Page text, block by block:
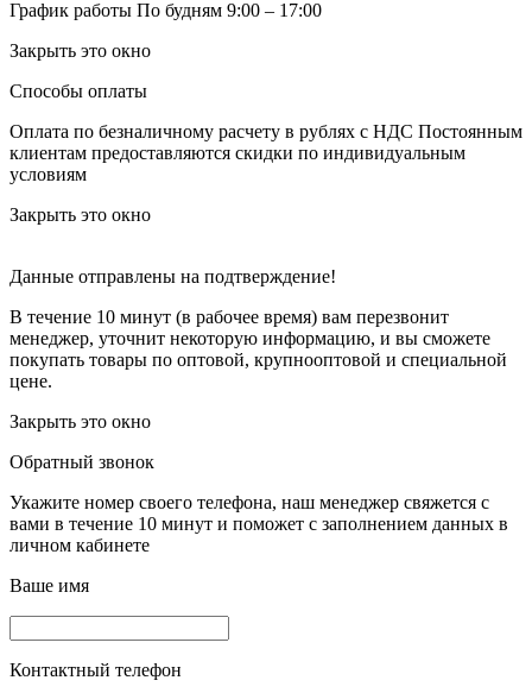
График работы По будням 9:00 – 17:00
Закрыть это окно
Способы оплаты
Оплата по безналичному расчету в рублях с НДС Постоянным
клиентам предоставляются скидки по индивидуальным
условиям
Закрыть это окно
Данные отправлены на подтверждение!
В течение 10 минут (в рабочее время) вам перезвонит
менеджер, уточнит некоторую информацию, и вы сможете
покупать товары по оптовой, крупнооптовой и специальной
цене.
Закрыть это окно
Обратный звонок
Укажите номер своего телефона, наш менеджер свяжется с
вами в течение 10 минут и поможет с заполнением данных в
личном кабинете
Ваше имя
Контактный телефон